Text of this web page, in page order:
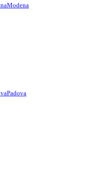
Modena
Padova